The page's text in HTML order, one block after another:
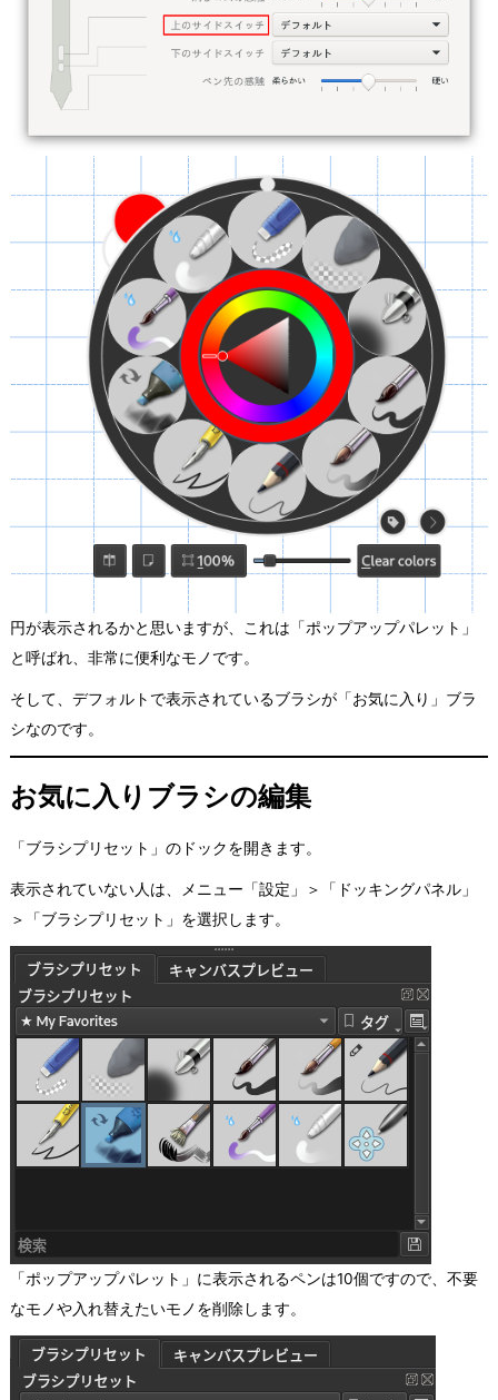
円が表示されるかと思いますが、これは「ポップアップパレット」
と呼ばれ、非常に便利なモノです。
そして、デフォルトで表示されているブラシが「お気に入り」ブラ
シなのです。
お気に入りブラシの編集
「ブラシプリセット」のドックを開きます。
表示されていない人は、メニュー「設定」＞「ドッキングパネル」
＞「ブラシプリセット」を選択します。
「ポップアップパレット」に表示されるペンは10個ですので、不要
なモノや入れ替えたいモノを削除します。